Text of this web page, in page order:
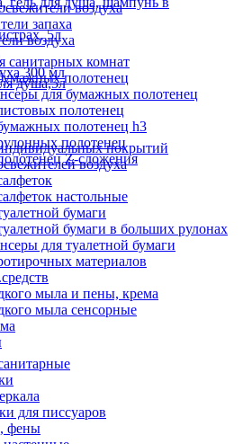
5л
душа,5л
воздуха
запаха
воздуха
300 мл
санитарных комнат
полотенец
для бумажных полотенец
полотенец
полотенец h3
полотенец
Z-сложения
покрытий
воздуха
настольные
бумаги
бумаги в больших рулонах
для туалетной бумаги
материалов
мыла и пены, крема
мыла сенсорные
для писсуаров
фены